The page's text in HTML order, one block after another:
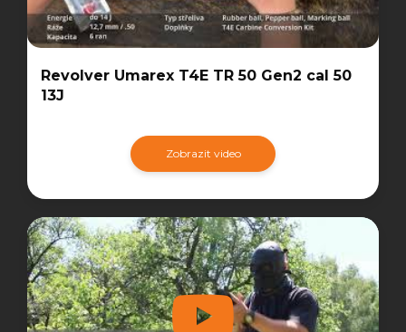
Revolver Umarex T4E TR 50 Gen2 cal 50
13J
Zobrazit video